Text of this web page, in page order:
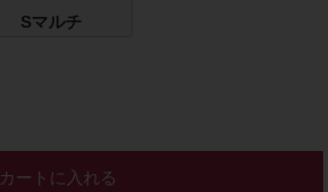
Sマルチ
カートに入れる